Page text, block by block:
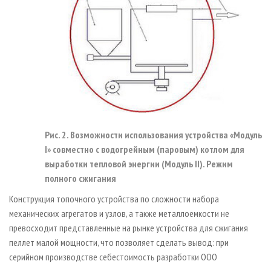
Рис. 2. Возможности использования устройства «Модуль
I» совместно с водогрейным (паровым) котлом для
выработки тепловой энергии (Модуль II). Режим
полного сжигания
Конструкция топочного устройства по сложности набора
механических агрегатов и узлов, а также металлоемкости не
превосходит представленные на рынке устройства для сжигания
пеллет малой мощности, что позволяет сделать вывод: при
серийном производстве себестоимость разработки ООО